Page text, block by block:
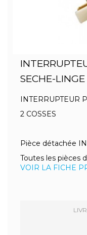
SECHE-
INTERRUPTEUR
2 COSSES
Pièce détachée
Toutes les pièces
VOIR LA FICHE